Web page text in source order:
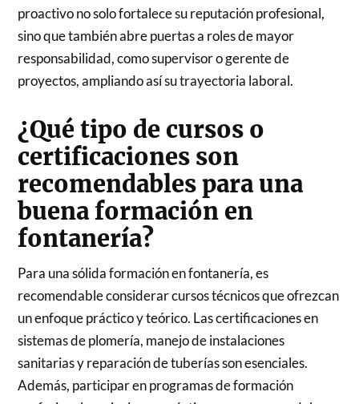
proactivo no solo fortalece su reputación profesional,
sino que también abre puertas a roles de mayor
responsabilidad, como supervisor o gerente de
proyectos, ampliando así su trayectoria laboral.
¿Qué tipo de cursos o
certificaciones son
recomendables para una
buena formación en
fontanería?
Para una sólida formación en fontanería, es
recomendable considerar cursos técnicos que ofrezcan
un enfoque práctico y teórico. Las certificaciones en
sistemas de plomería, manejo de instalaciones
sanitarias y reparación de tuberías son esenciales.
Además, participar en programas de formación